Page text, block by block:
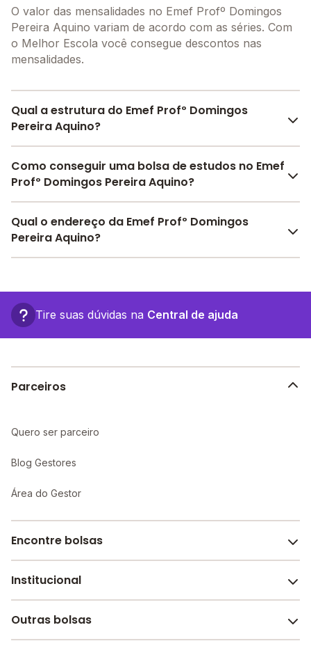
O valor das mensalidades no Emef Profº Domingos
Pereira Aquino variam de acordo com as séries. Com
o Melhor Escola você consegue descontos nas
mensalidades.
Qual a estrutura do Emef Profº Domingos
Pereira Aquino?
O Emef Profº Domingos Pereira Aquino oferece toda
a estrutura necessária para o conforto e
Como conseguir uma bolsa de estudos no Emef
Profº Domingos Pereira Aquino?
Pesquise bolsas disponíveis no Melhor Escola e
encontre o melhor desconto para você.
Qual o endereço da Emef Profº Domingos
Pereira Aquino?
23 km 46, - Nova Mamoré - RO.
Tire suas dúvidas na Central de ajuda
Parceiros
Quero ser parceiro
Blog Gestores
Área do Gestor
Encontre bolsas
Melhores escolas de São Paulo
Escolas por cidade e bairro
Institucional
Sobre o Melhor Escola
Outras bolsas